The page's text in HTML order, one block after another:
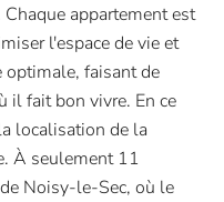
appartement est
l'espace de vie et
faisant de
il fait bon vivre. En ce
localisation de la
À seulement 11
Noisy-le-Sec, où le